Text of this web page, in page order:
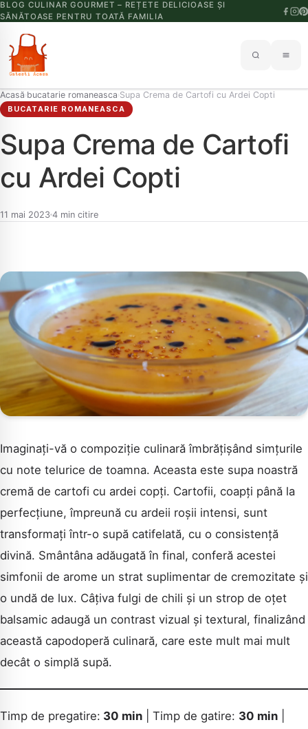
BLOG CULINAR GOURMET – REȚETE DELICIOASE ȘI
SĂNĂTOASE PENTRU TOATĂ FAMILIA
Acasă›bucatarie romaneasca›Supa Crema de Cartofi cu Ardei Copti
BUCATARIE ROMANEASCA
Supa Crema de Cartofi
cu Ardei Copti
11 mai 2023 4 min citire
Imaginați-vă o compoziție culinară îmbrățișând simțurile
cu note telurice de toamna. Aceasta este supa noastră
cremă de cartofi cu ardei copți. Cartofii, coapți până la
perfecțiune, împreună cu ardeii roșii intensi, sunt
transformați într-o supă catifelată, cu o consistență
divină. Smântâna adăugată în final, conferă acestei
simfonii de arome un strat suplimentar de cremozitate și
o undă de lux. Câțiva fulgi de chili și un strop de oțet
balsamic adaugă un contrast vizual și textural, finalizând
această capodoperă culinară, care este mult mai mult
decât o simplă supă.
Timp de pregatire: 30 min | Timp de gatire: 30 min